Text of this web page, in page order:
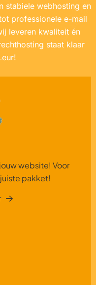
stabiele webhosting en
professionele e-mail
leveren kwaliteit én
staat klaar
website! Voor
pakket!